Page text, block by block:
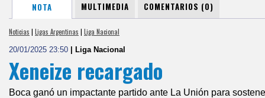
NOTA MULTIMEDIA COMENTARIOS (0)
Noticias | Ligas Argentinas | Liga Nacional
20/01/2025 23:50 | Liga Nacional
Xeneize recargado
Boca ganó un impactante partido ante La Unión para